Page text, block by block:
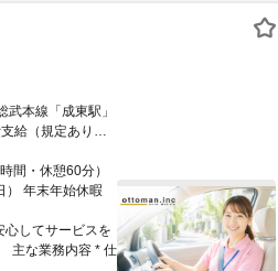
給（規定あり）
アからも通勤し
間・休憩60分）
） 年末年始休暇
心してサービスを
主な業務内容 * 仕